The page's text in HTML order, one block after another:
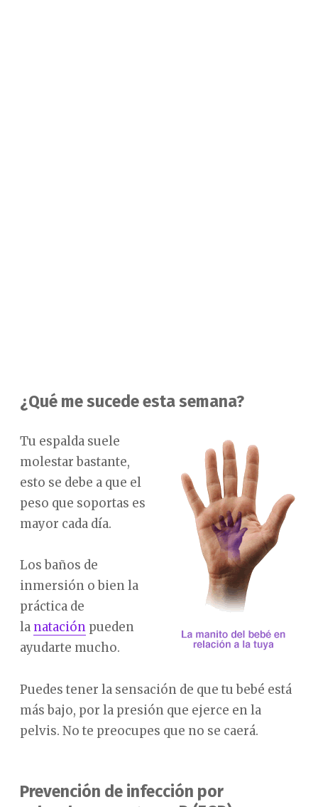
¿Qué me sucede esta semana?
Tu espalda suele
molestar bastante,
esto se debe a que el
peso que soportas es
mayor cada día.
Los baños de
inmersión o bien la
práctica de
la nataciónpueden
ayudarte mucho.
Puedes tener la sensación de que tu bebé está
más bajo, por la presión que ejerce en la
pelvis. No te preocupes que no se caerá.
Prevención de infección por